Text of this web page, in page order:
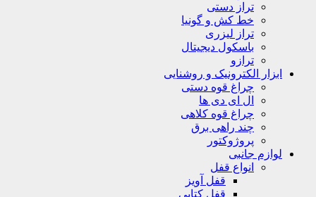
تراز دستی
خط کش و گونیا
تراز لیزری
باسکول دیجیتال
ترازو
ابزار الکترونیک و روشنایی
چراغ قوه دستی
ال ای دی ها
چراغ قوه کلاهی
چند راهی برق
پروژوکتور
لوازم جانبی
انواع قفل
قفل آویز
قفل کتابی